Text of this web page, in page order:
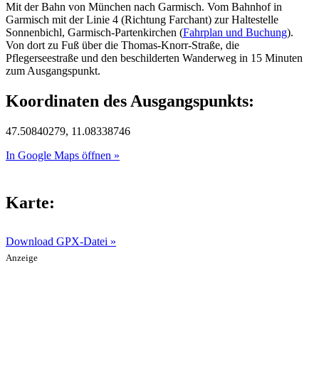
Mit der Bahn von München nach Garmisch. Vom Bahnhof in
Garmisch mit der Linie 4 (Richtung Farchant) zur Haltestelle
Sonnenbichl, Garmisch-Partenkirchen (Fahrplan und Buchung).
Von dort zu Fuß über die Thomas-Knorr-Straße, die
Pflegerseestraße und den beschilderten Wanderweg in 15 Minuten
zum Ausgangspunkt.
Koordinaten des Ausgangspunkts:
47.50840279, 11.08338746
In Google Maps öffnen »
Karte:
Download GPX-Datei »
Anzeige